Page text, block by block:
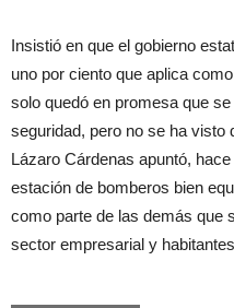
Insistió en que el gobierno
uno por ciento que aplica
solo quedó en promesa que
seguridad, pero no se ha visto
Lázaro Cárdenas apuntó,
estación de bomberos bien
como parte de las demás que
sector empresarial y